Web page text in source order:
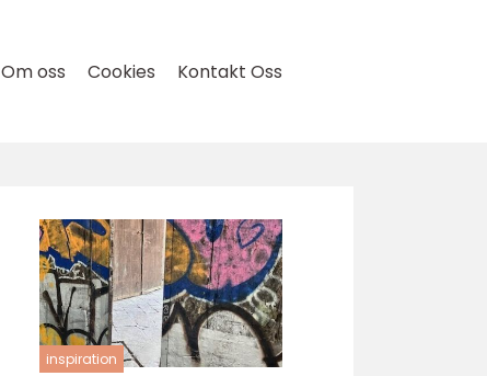
Om oss Cookies Kontakt Oss
inspiration